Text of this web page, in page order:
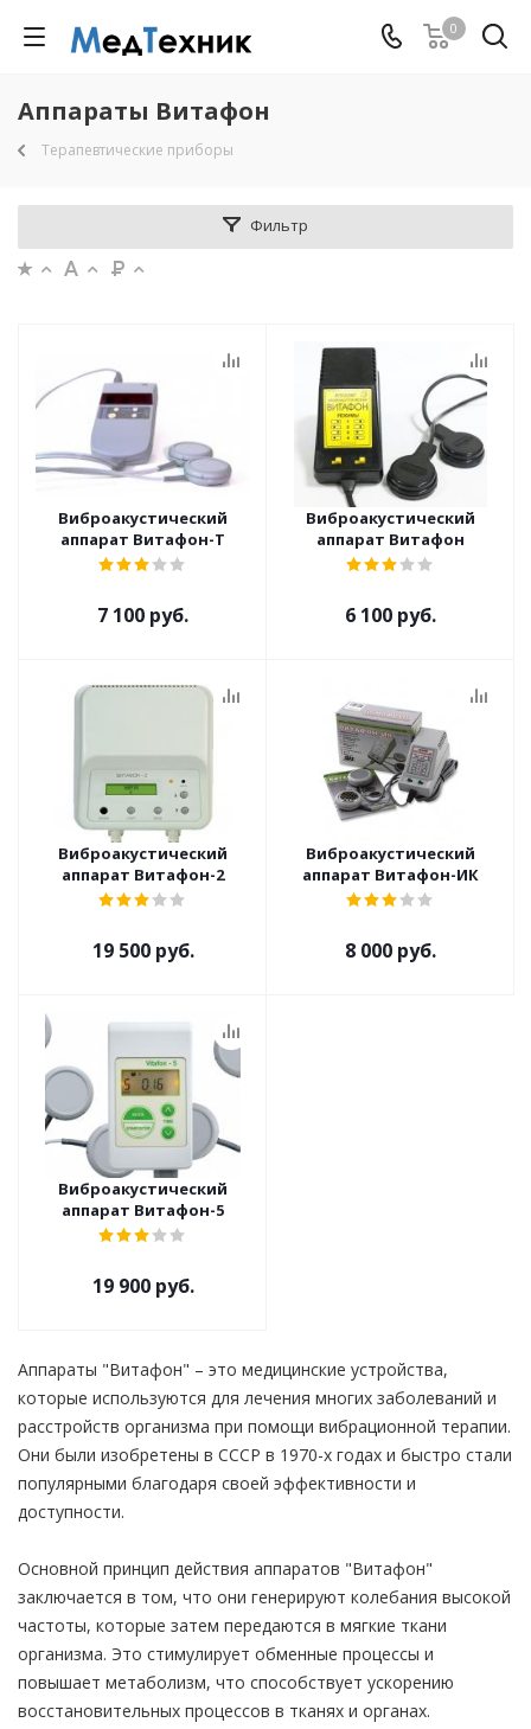
0
Аппараты Витафон
Терапевтические приборы
Фильтр
Виброакустический
аппарат Витафон-Т
7 100 руб.
Виброакустический
аппарат Витафон
6 100 руб.
Виброакустический
аппарат Витафон-2
19 500 руб.
Виброакустический
аппарат Витафон-ИК
8 000 руб.
Виброакустический
аппарат Витафон-5
19 900 руб.
Аппараты "Витафон" – это медицинские устройства,
которые используются для лечения многих заболеваний и
расстройств организма при помощи вибрационной терапии.
Они были изобретены в СССР в 1970-х годах и быстро стали
популярными благодаря своей эффективности и
доступности.
Основной принцип действия аппаратов "Витафон"
заключается в том, что они генерируют колебания высокой
частоты, которые затем передаются в мягкие ткани
организма. Это стимулирует обменные процессы и
повышает метаболизм, что способствует ускорению
восстановительных процессов в тканях и органах.